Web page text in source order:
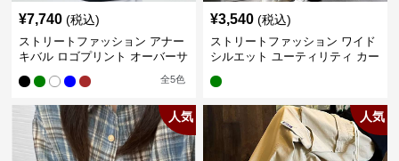
¥7,740 (税込)
ストリートファッション アナー
キバル ロゴプリント オーバーサ
全5色
¥3,540 (税込)
ストリートファッション ワイド
シルエット ユーティリティ カー
人気 人気